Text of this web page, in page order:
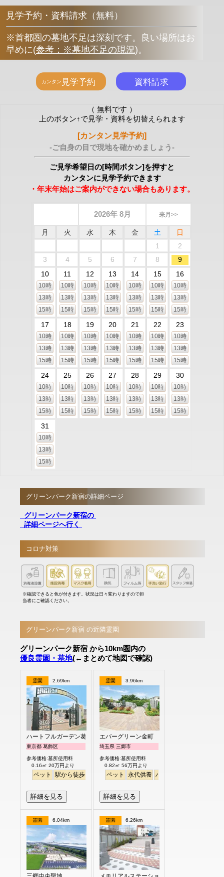
見学予約・資料請求（無料）
※首都圏の墓地不足は深刻です。良い場所はお
早めに(参考：※墓地不足の現況)。
（ 無料です ）
上のボタン↑で見学・資料を切替えられます
[カンタン見学予約]
-ご自身の目で現地を確かめましょう-
ご見学希望日の[時間ボタン]を押すと
カンタンに見学予約できます
・年末年始はご案内ができない場合もあります。
2026年 8月 来月>>
月 火 水 木 金 土
日
1
2
3
4 5 6 7 8
9
10
10時
13時
15時
11
10時
13時
15時
12
10時
13時
15時
13
10時
13時
15時
14
10時
13時
15時
15
10時
13時
15時
16
10時
13時
15時
17
10時
13時
15時
18
10時
13時
15時
19
10時
13時
15時
20
10時
13時
15時
21
10時
13時
15時
22
10時
13時
15時
23
10時
13時
15時
24
10時
13時
15時
25
10時
13時
15時
26
10時
13時
15時
27
10時
13時
15時
28
10時
13時
15時
29
10時
13時
15時
30
10時
13時
15時
31
10時
13時
15時
グリーンパーク新宿の詳細ページ
グリーンパーク新宿の
詳細ページへ行く
コロナ対策
※確認できると色が付きます。状況は日々変わりますので担
当者にご確認ください。
グリーンパーク新宿 の近隣霊園
グリーンパーク新宿 から10km圏内の
優良霊園・墓地(←まとめて地図で確認)
霊園 2.69km
ハートフルガーデン葛飾鎌倉
東京都 葛飾区
参考価格:墓所使用料
0.16㎡ 20万円より
ペット 駅から徒歩 バリアフリー 明るい
詳細を見る
霊園 3.96km
エバーグリーン金町
埼玉県 三郷市
参考価格:墓所使用料
0.82㎡ 56万円より
ペット 永代供養 バリアフリー
詳細を見る
霊園 6.04km 霊園 6.26km